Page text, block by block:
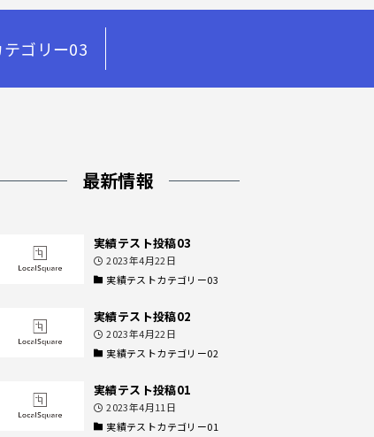
ゴリー03
最新情報
実績テスト投稿03
2023年4月22日
実績テストカテゴリー03
実績テスト投稿02
2023年4月22日
実績テストカテゴリー02
実績テスト投稿01
2023年4月11日
実績テストカテゴリー01